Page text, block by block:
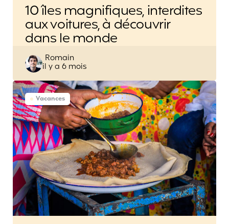
10 îles magnifiques, interdites
aux voitures, à découvrir
dans le monde
Posted
by
Romain
il y a 6 mois
Vacances